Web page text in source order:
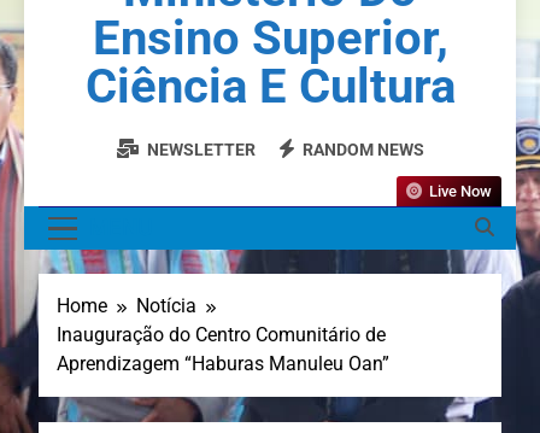
Ensino Superior,
Ciência E Cultura
NEWSLETTER RANDOM NEWS
Live Now
Home
Notícia
Inauguração do Centro Comunitário de
Aprendizagem “Haburas Manuleu Oan”